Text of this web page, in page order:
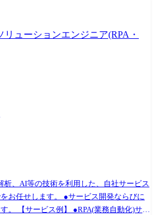
ューションエンジニア(RPA・
析、AI等の技術を利用した、自社サービス
お任せします。 ●サービス開発ならびに
。 【サービス例】 ●RPA(業務自動化)サー